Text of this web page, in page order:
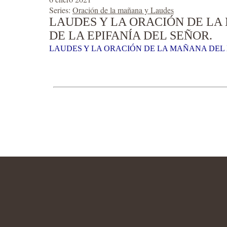
Series: Oración de la mañana y Laudes
LAUDES Y LA ORACIÓN DE LA
DE LA EPIFANÍA DEL SEÑOR.
LAUDES Y LA ORACIÓN DE LA MAÑANA DEL